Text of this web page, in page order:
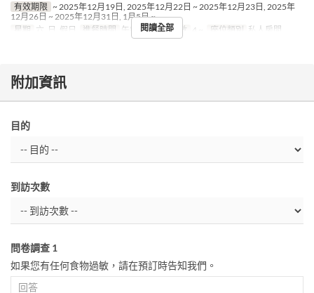
有效期限 ~ 2025年12月19日, 2025年12月22日 ~ 2025年12月23日, 2025年
12月26日 ~ 2025年12月31日, 1月5日 ~
星期 六, 日, 假日 進餐時間 午餐 最大下單數 4 ~ 座位類別 私人房間
閱讀全部
附加資訊
目的
到訪次數
問卷調查 1
如果您有任何食物過敏，請在預訂時告知我們。